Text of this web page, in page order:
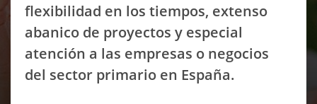
flexibilidad en los tiempos, extenso
abanico de proyectos y especial
atención a las empresas o negocios
del sector primario en España.